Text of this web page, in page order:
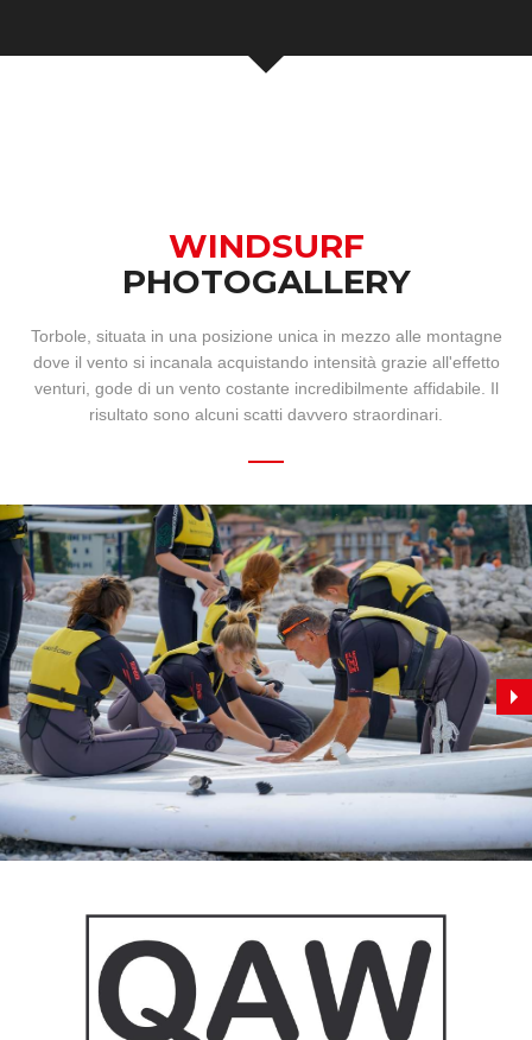
WINDSURF
PHOTOGALLERY
Torbole, situata in una posizione unica in mezzo alle montagne
dove il vento si incanala acquistando intensità grazie all'effetto
venturi, gode di un vento costante incredibilmente affidabile. Il
risultato sono alcuni scatti davvero straordinari.